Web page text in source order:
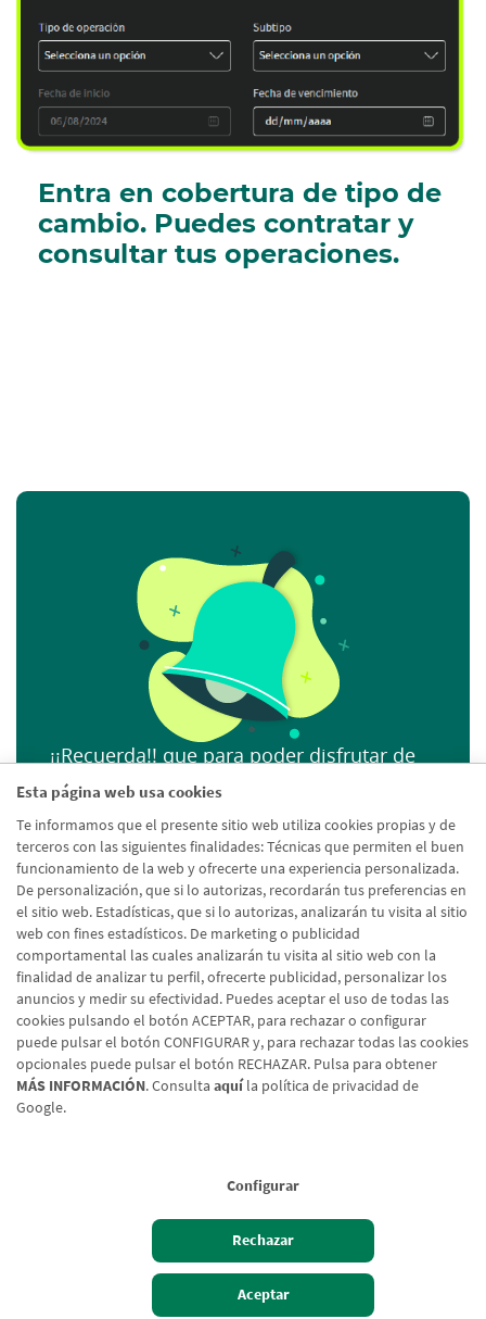
Esta página web usa cookies
Te informamos que el presente sitio web utiliza cookies propias y de
terceros con las siguientes finalidades: Técnicas que permiten el buen
funcionamiento de la web y ofrecerte una experiencia personalizada.
De personalización, que si lo autorizas, recordarán tus preferencias en
el sitio web. Estadísticas, que si lo autorizas, analizarán tu visita al sitio
web con fines estadísticos. De marketing o publicidad
comportamental las cuales analizarán tu visita al sitio web con la
finalidad de analizar tu perfil, ofrecerte publicidad, personalizar los
anuncios y medir su efectividad. Puedes aceptar el uso de todas las
cookies pulsando el botón ACEPTAR, para rechazar o configurar
puede pulsar el botón CONFIGURAR y, para rechazar todas las cookies
opcionales puede pulsar el botón RECHAZAR. Pulsa para obtener
MÁS INFORMACIÓN. Consulta aquíla política de privacidad de
Google.
Configurar
Rechazar
Aceptar
Entra en cobertura de tipo de
cambio. Puedes contratar y
consultar tus operaciones.
¡¡Recuerda!! que para poder disfrutar de
este servicio es necesario que cuentes
con una línea de riesgo autorizada. Si aún
no la tienes pregunta en tu oficina.